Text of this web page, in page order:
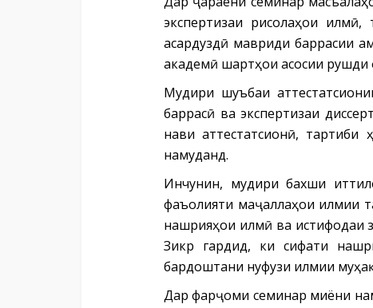
экспертизаи рисолаҳои
асардуздӣ мавриди баррасии
академӣ шартҳои асосии рушди
Мудири шуъбаи
баррасӣ ва экспертизаи
нави аттестатсионӣ, тартиби
намуданд.
Инчунин, мудири бахши
фаъолияти маҷаллаҳои илмии
нашрияҳои илмӣ ва истифодаи
Зикр гардид, ки сифати
бардоштани нуфузи илмии
Дар фарҷоми семинар миёни